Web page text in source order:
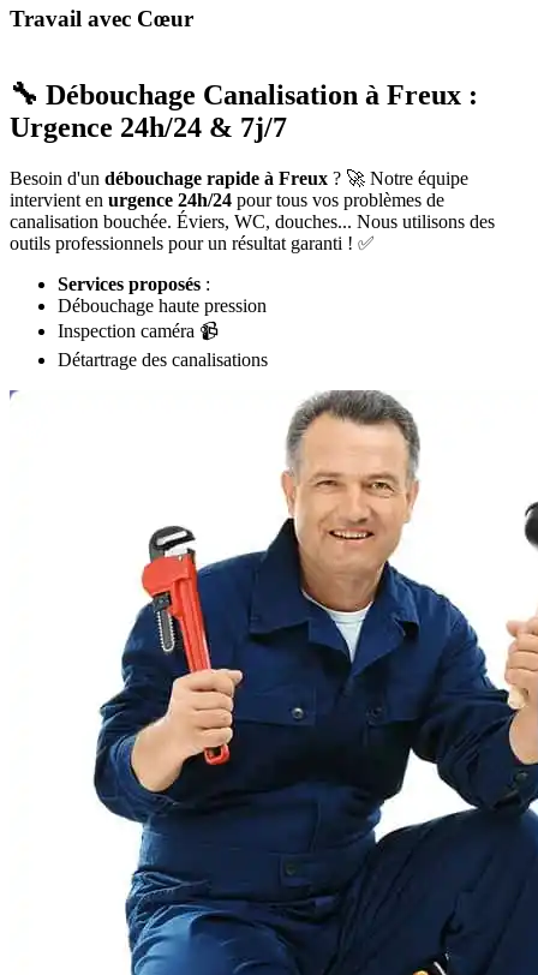
Travail avec Cœur
🔧 Débouchage Canalisation à Freux :
Urgence 24h/24 & 7j/7
Besoin d'un débouchage rapide à Freux ? 🚀 Notre équipe
intervient en urgence 24h/24 pour tous vos problèmes de
canalisation bouchée. Éviers, WC, douches... Nous utilisons des
outils professionnels pour un résultat garanti ! ✅
Services proposés :
Débouchage haute pression
Inspection caméra 📹
Détartrage des canalisations